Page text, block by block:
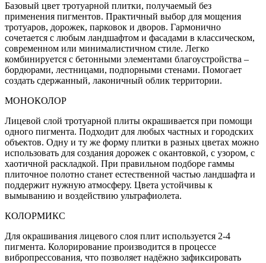
Базовый цвет тротуарной плитки, получаемый без
применения пигментов. Практичный выбор для мощения
тротуаров, дорожек, парковок и дворов. Гармонично
сочетается с любым ландшафтом и фасадами в классическом,
современном или минималистичном стиле. Легко
комбинируется с бетонными элементами благоустройства –
бордюрами, лестницами, подпорными стенами. Помогает
создать сдержанный, лаконичный облик территории.
МОНОКОЛОР
Лицевой слой тротуарной плиты окрашивается при помощи
одного пигмента. Подходит для любых частных и городских
объектов. Одну и ту же форму плитки в разных цветах можно
использовать для создания дорожек с окантовкой, с узором, с
хаотичной раскладкой. При правильном подборе гаммы
плиточное полотно станет естественной частью ландшафта и
поддержит нужную атмосферу. Цвета устойчивы к
вымыванию и воздействию ультрафиолета.
КОЛОРМИКС
Для окрашивания лицевого слоя плит используется 2-4
пигмента. Колорирование производится в процессе
вибропрессования, что позволяет надёжно зафиксировать